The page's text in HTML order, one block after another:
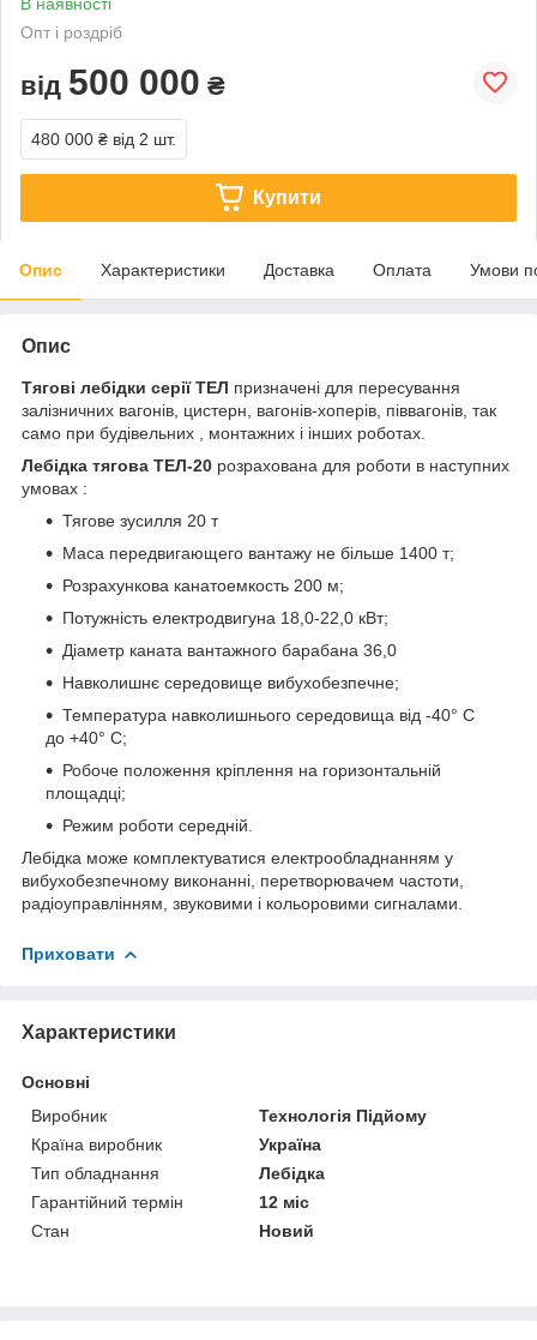
Опт і роздріб
від 500 000 ₴
480 000 ₴ від 2 шт.
Купити
Опис Характеристики Доставка Оплата Умови
Опис
Тягові лебідки серії ТЕЛ призначені для пересування
залізничних вагонів, цистерн, вагонів-хоперів, піввагонів, так
само при будівельних , монтажних і інших роботах.
Лебідка тягова ТЕЛ-20 розрахована для роботи в наступних
умовах :
Тягове зусилля 20 т
Маса передвигающего вантажу не більше 1400 т;
Розрахункова канатоемкость 200 м;
Потужність електродвигуна 18,0-22,0 кВт;
Діаметр каната вантажного барабана 36,0
Навколишнє середовище вибухобезпечне;
Температура навколишнього середовища від -40° С
до +40° С;
Робоче положення кріплення на горизонтальній
площадці;
Режим роботи середній.
Лебідка може комплектуватися електрообладнанням у
вибухобезпечному виконанні, перетворювачем частоти,
радіоуправлінням, звуковими і кольоровими сигналами.
Приховати
Характеристики
Основні
Виробник
Технологія Підйому
Країна виробник
Україна
Тип обладнання
Лебідка
Гарантійний термін
12 міс
Стан
Новий